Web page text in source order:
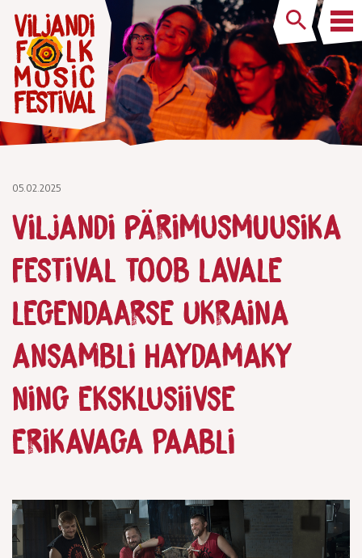
05.02.2025
Viljandi pärimusmuusika
festival toob lavale
legendaarse Ukraina
ansambli Haydamaky
ning eksklusiivse
erikavaga Paabli